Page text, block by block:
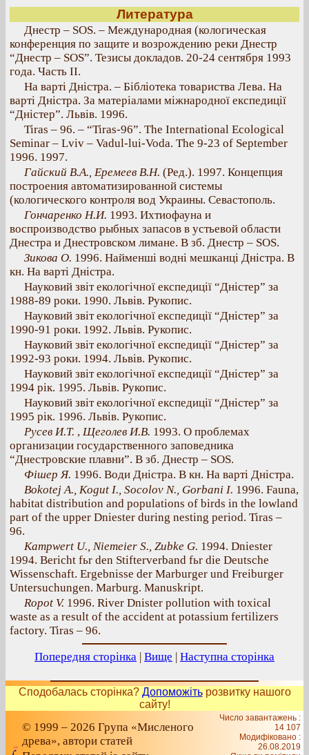
Литература
Днестр – SOS. – Международная (кологическая
конференция по защите и возрождению реки Днестр
“Днестр – SOS”. Тезисы докладов. 20-24 сентября 1993
года. Часть ІІ.
На варті Дністра. – Бібліотека товариства Лева. На
варті Дністра. За матеріалами міжнародної експедиції
“Дністер”. Львів. 1996.
Tiras – 96. – “Tiras-96”. The International Ecological
Seminar – Lviv – Vadul-lui-Voda. The 9-23 of September
1996. 1997.
Гайский В.А., Еремеев В.Н. (Ред.). 1997. Концепция
построения автоматизированной системы
(кологического контроля вод Украины. Севастополь.
Гончаренко Н.И. 1993. Ихтиофауна и
воспроизводство рыбных запасов в устьевой области
Днестра и Днестровском лимане. В зб. Днестр – SOS.
Зикова О. 1996. Найменші водні мешканці Дністра. В
кн. На варті Дністра.
Науковий звіт екологічної експедиції “Дністер” за
1988-89 роки. 1990. Львів. Рукопис.
Науковий звіт екологічної експедиції “Дністер” за
1990-91 роки. 1992. Львів. Рукопис.
Науковий звіт екологічної експедиції “Дністер” за
1992-93 роки. 1994. Львів. Рукопис.
Науковий звіт екологічної експедиції “Дністер” за
1994 рік. 1995. Львів. Рукопис.
Науковий звіт екологічної експедиції “Дністер” за
1995 рік. 1996. Львів. Рукопис.
Русев И.Т. , Щеголев И.В. 1993. О проблемах
организации государственного заповедника
“Днестровские плавни”. В зб. Днестр – SOS.
Фішер Я. 1996. Води Дністра. В кн. На варті Дністра.
Bokotej A., Kogut I., Socolov N., Gorbani I. 1996. Fauna,
habitat distribution and populations of birds in the lowland
part of the upper Dniester during nesting period. Tiras –
96.
Kampwert U., Niemeier S., Zubke G. 1994. Dniester
1994. Bericht fьr den Stifterverband fьr die Deutsche
Wissenschaft. Ergebnisse der Marburger und Freiburger
Untersuchungen. Marburg. Manuskript.
Ropot V. 1996. River Dnister pollution with toxical
waste as a result of the accident at potassium fertilizers
factory. Tiras – 96.
Попередня сторінка | Вище | Наступна сторінка
Сподобалась сторінка? Допоможітьрозвитку нашого
сайту!
© 1999 – 2026 Група «Мисленого
древа», автори статей
Число завантажень :
14 107
Модифіковано :
26.08.2019